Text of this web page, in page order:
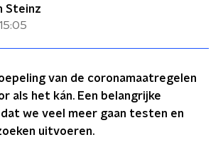
Steinz
van de coronamaatregelen
als het kán. Een belangrijke
we veel meer gaan testen en
uitvoeren.